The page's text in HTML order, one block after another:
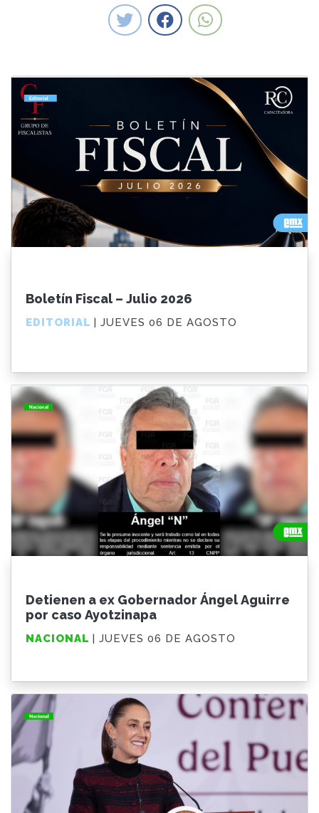
Boletín Fiscal – Julio 2026
EDITORIAL | JUEVES 06 DE AGOSTO
Detienen a ex Gobernador Ángel Aguirre
por caso Ayotzinapa
NACIONAL | JUEVES 06 DE AGOSTO